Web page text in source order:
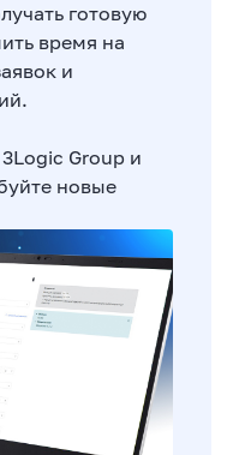
готовую
время на
и
Group и
новые